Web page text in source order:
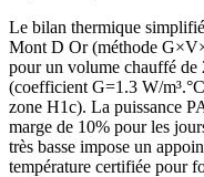
Le bilan thermique
Mont D Or (méthode
pour un volume chauffé
(coefficient G=1.3 W/
zone H1c). La puissance
marge de 10% pour les
très basse impose un
température certifiée pour